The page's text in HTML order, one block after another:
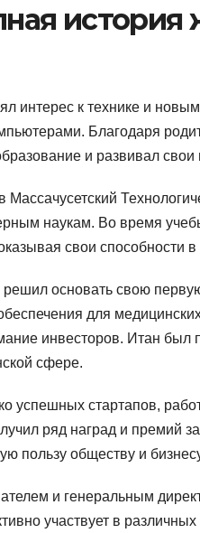
история
интерес к технике и
Благодаря
и развивал свои
наукам. Во время
свои способности
основать свою
для
инвесторов. Итан
сфере.
успешных стартапов,
ряд наград и премий
пользу обществу и
и генеральным
участвует в